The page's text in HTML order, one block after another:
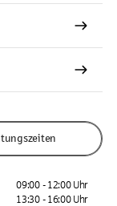
09:00 - 12:00 Uhr
13:30 - 16:00 Uhr